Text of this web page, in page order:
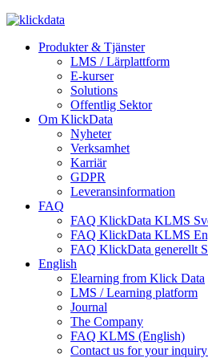
Produkter & Tjänster
LMS / Lärplattform
E-kurser
Solutions
Offentlig Sektor
Om KlickData
Nyheter
Verksamhet
Karriär
GDPR
Leveransinformation
FAQ
FAQ KlickData KLMS
FAQ KlickData KLMS
FAQ KlickData generellt
English
Elearning from Klick Data
LMS / Learning platform
Journal
The Company
FAQ KLMS (English)
Contact us for your